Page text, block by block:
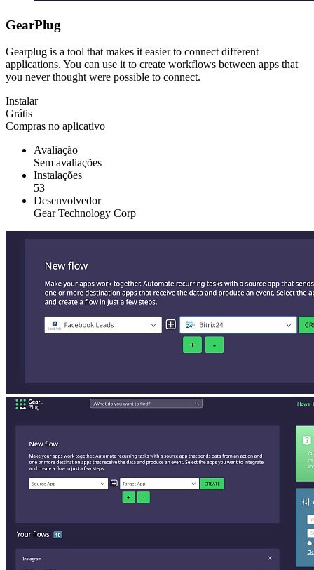
GearPlug
Gearplug is a tool that makes it easier to connect different
applications. You can use it to create workflows between apps that
you never thought were possible to connect.
Instalar
Grátis
Compras no aplicativo
Avaliação
Sem avaliações
Instalações
53
Desenvolvedor
Gear Technology Corp